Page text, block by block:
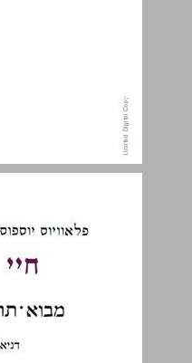
חיי יוסף - ספר שגרעינו משנות השישים ... 4